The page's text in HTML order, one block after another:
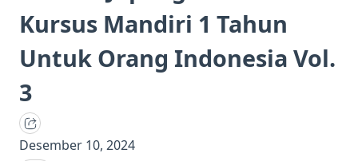
Kursus Mandiri 1 Tahun
Untuk Orang Indonesia Vol.
3
Desember 10, 2024